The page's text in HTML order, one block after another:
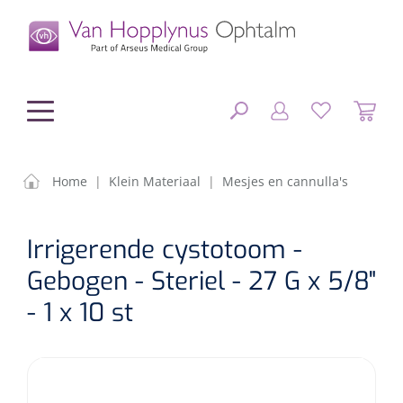
Chirurgisch materiaal
OP-sets
Diagnostiek
Tonometers
Klein Materiaal
FILTEREN
Home | Klein Materiaal | Mesjes en cannulla's
Irrigerende cystotoom -
Gebogen - Steriel - 27 G x 5/8"
- 1 x 10 st